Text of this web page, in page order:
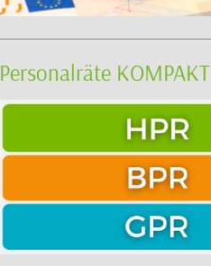
Personalräte KOMPAKT